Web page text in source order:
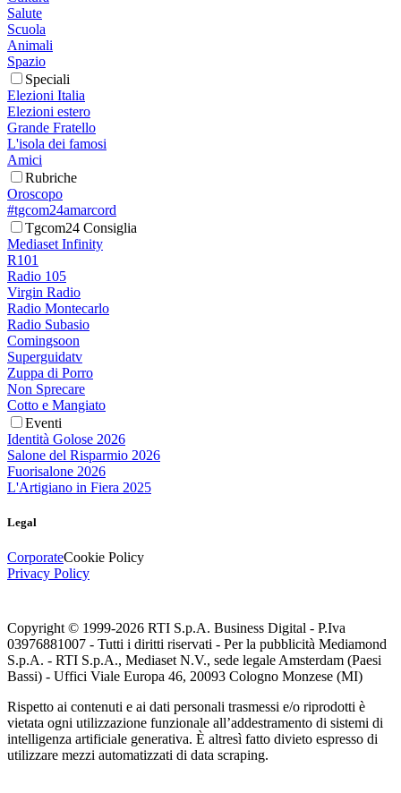
Salute
Scuola
Animali
Spazio
Speciali
Elezioni Italia
Elezioni estero
Grande Fratello
L'isola dei famosi
Amici
Rubriche
Oroscopo
#tgcom24amarcord
Tgcom24 Consiglia
Mediaset Infinity
R101
Radio 105
Virgin Radio
Radio Montecarlo
Radio Subasio
Comingsoon
Superguidatv
Zuppa di Porro
Non Sprecare
Cotto e Mangiato
Eventi
Identità Golose 2026
Salone del Risparmio 2026
Fuorisalone 2026
L'Artigiano in Fiera 2025
Legal
CorporateCookie Policy
Privacy Policy
Copyright © 1999-2026 RTI S.p.A. Business Digital - P.Iva
03976881007 - Tutti i diritti riservati - Per la pubblicità Mediamond
S.p.A. - RTI S.p.A., Mediaset N.V., sede legale Amsterdam (Paesi
Bassi) - Uffici Viale Europa 46, 20093 Cologno Monzese (MI)
Rispetto ai contenuti e ai dati personali trasmessi e/o riprodotti è
vietata ogni utilizzazione funzionale all’addestramento di sistemi di
intelligenza artificiale generativa. È altresì fatto divieto espresso di
utilizzare mezzi automatizzati di data scraping.